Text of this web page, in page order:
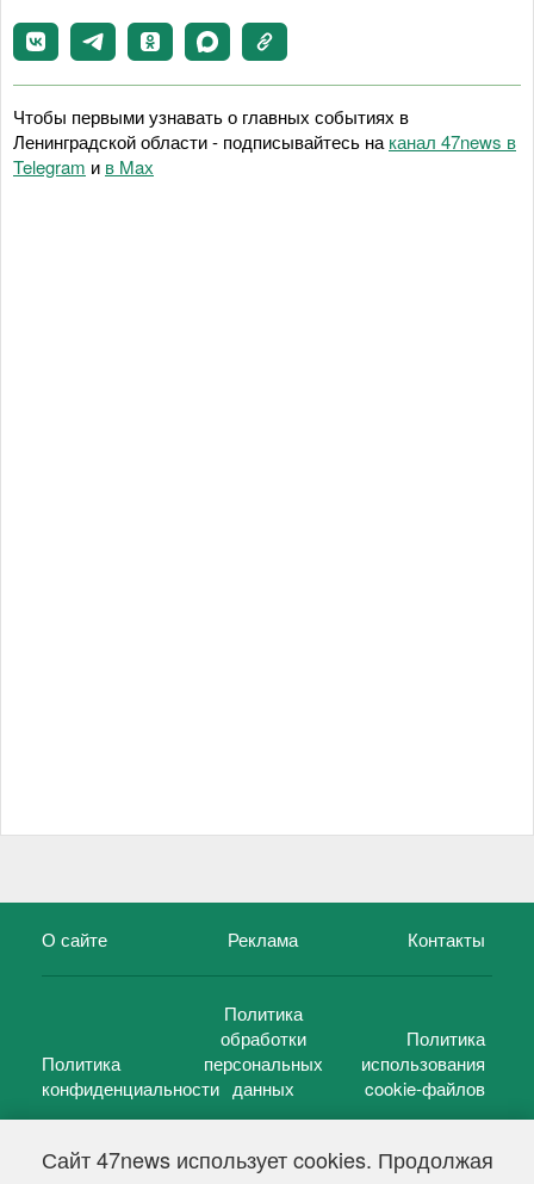
Сайт 47news использует cookies. Продолжая
Чтобы первыми узнавать о главных событиях в
Ленинградской области - подписывайтесь на канал 47news в
Telegram и в Maх
О сайте Реклама Контакты
Политика
конфиденциальности
Политика
обработки
персональных
данных
Политика
использования
cookie-файлов